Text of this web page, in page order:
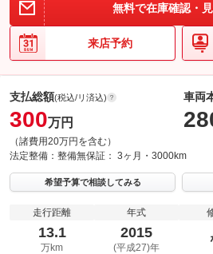
無料で在庫確認・
来店予約
支払総額(税込/リ済込)
300万円
（諸費用20万円を含む）
車両
法定整備： 整備無保証： 3ヶ月・3000km
希望予算で相談してみる
走行距離
13.1
万km
年式
2015
(平成27)年